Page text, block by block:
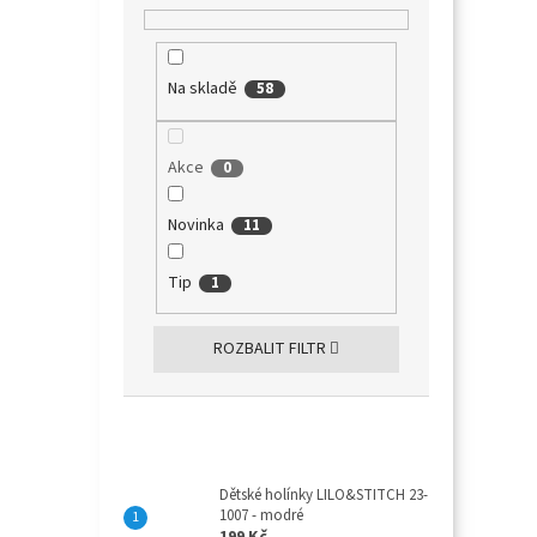
Na skladě 58
Akce 0
Novinka 11
Tip 1
ROZBALIT FILTR
Dětské holínky LILO&STITCH 23-
1007 - modré